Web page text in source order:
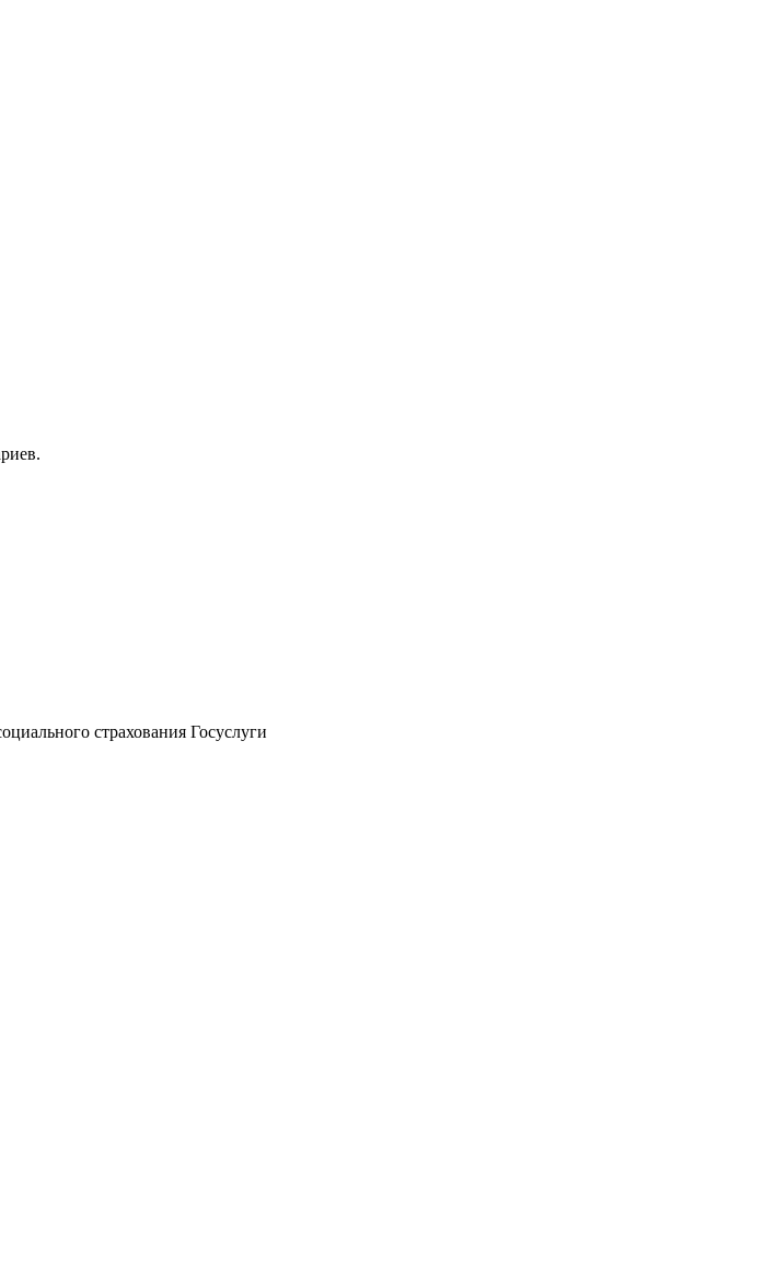
страхования Госуслуги